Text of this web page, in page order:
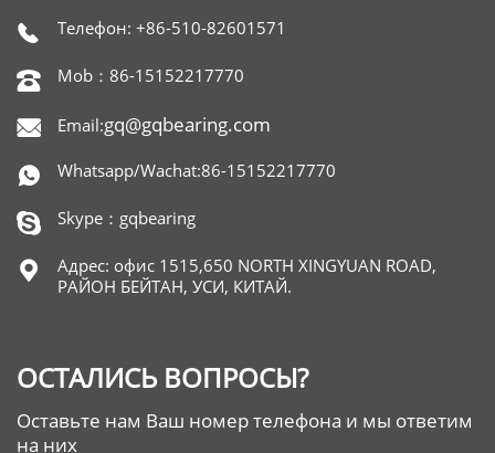
 Телефон: +86-510-82601571
 Mob：86-15152217770
 Email:gq@gqbearing.com
 Whatsapp/Wachat:86-15152217770
 Skype：gqbearing

Адрес: офис 1515,650 NORTH XINGYUAN ROAD,
РАЙОН БЕЙТАН, УСИ, КИТАЙ.
ОСТАЛИСЬ ВОПРОСЫ?
Оставьте нам Ваш номер телефона и мы ответим
на них